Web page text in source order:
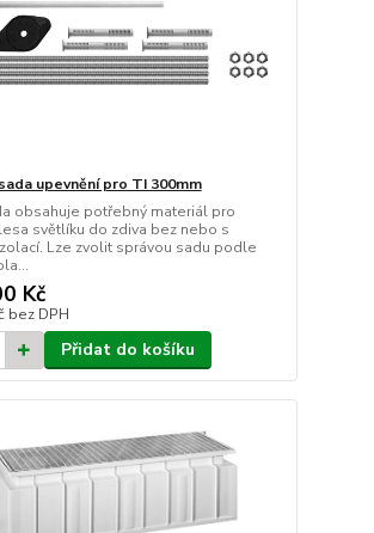
upevnění pro TI 300mm
obsahuje potřebný materiál pro
světlíku do zdiva bez nebo s
Lze zvolit správou sadu podle
Kč
bez DPH
Přidat do košíku